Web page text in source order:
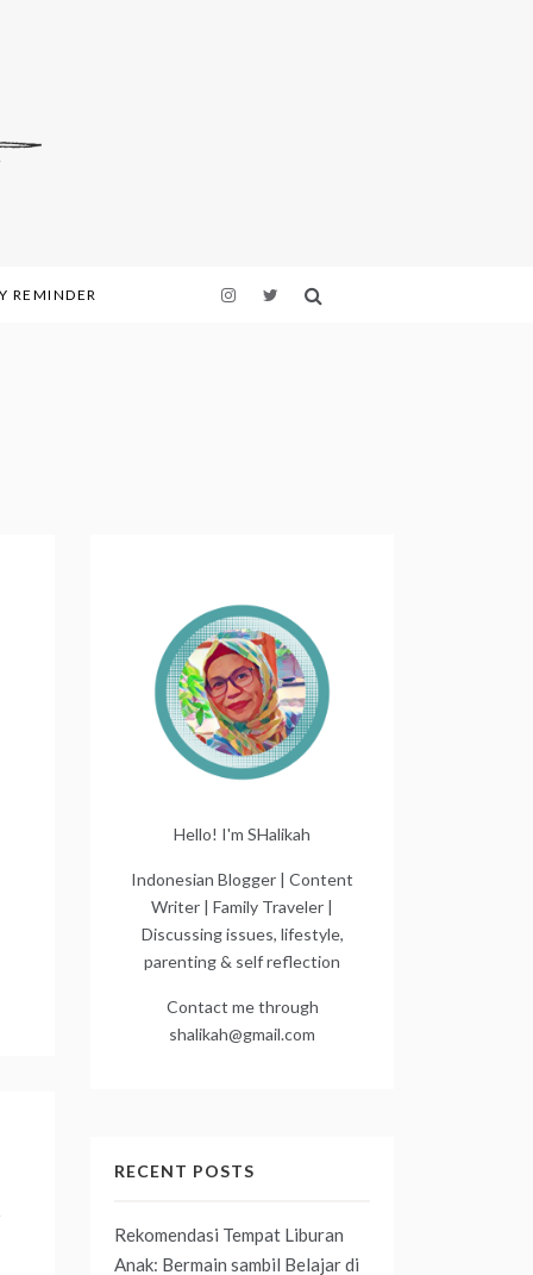
REMINDER
Hello! I'm SHalikah
Indonesian Blogger | Content
Writer | Family Traveler |
Discussing issues, lifestyle,
parenting & self reflection
Contact me through
shalikah@gmail.com
RECENT POSTS
Rekomendasi Tempat Liburan
Anak: Bermain sambil Belajar di